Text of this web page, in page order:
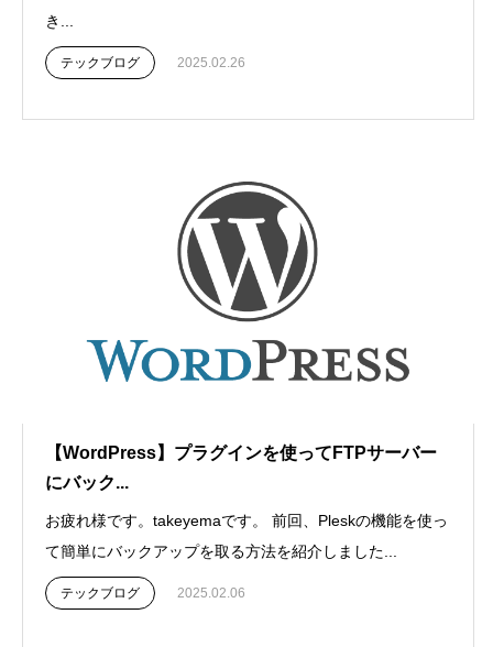
き...
テックブログ 2025.02.26
【WordPress】プラグインを使ってFTPサーバー
にバック...
お疲れ様です。takeyemaです。 前回、Pleskの機能を使っ
て簡単にバックアップを取る方法を紹介しました...
テックブログ 2025.02.06